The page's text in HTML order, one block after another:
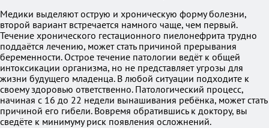
Медики выделяют острую и хроническую форму болезни,
второй вариант встречается намного чаще, чем первый.
Течение хронического гестационного пиелонефрита трудно
поддаётся лечению, может стать причиной прерывания
беременности. Острое течение патологии ведёт к общей
интоксикации организма, но не представляет угрозы для
жизни будущего младенца. В любой ситуации подходите к
своему здоровью ответственно. Патологический процесс,
начиная с 16 до 22 недели вынашивания ребёнка, может стать
причиной его гибели. Вовремя обратившись к доктору, вы
сведёте к минимуму риск появления осложнений.